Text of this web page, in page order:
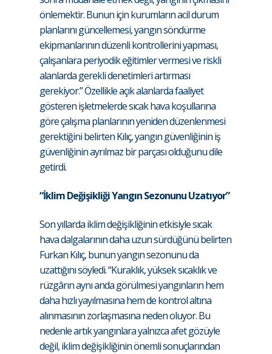
önlemektir. Bunun için kurumların acil durum
planlarını güncellemesi, yangın söndürme
ekipmanlarının düzenli kontrollerini yapması,
çalışanlara periyodik eğitimler vermesi ve riskli
alanlarda gerekli denetimleri artırması
gerekiyor.” Özellikle açık alanlarda faaliyet
gösteren işletmelerde sıcak hava koşullarına
göre çalışma planlarının yeniden düzenlenmesi
gerektiğini belirten Kılıç, yangın güvenliğinin iş
güvenliğinin ayrılmaz bir parçası olduğunu dile
getirdi.
“İklim Değişikliği Yangın Sezonunu Uzatıyor”
Son yıllarda iklim değişikliğinin etkisiyle sıcak
hava dalgalarının daha uzun sürdüğünü belirten
Furkan Kılıç, bunun yangın sezonunu da
uzattığını söyledi. “Kuraklık, yüksek sıcaklık ve
rüzgârın aynı anda görülmesi yangınların hem
daha hızlı yayılmasına hem de kontrol altına
alınmasının zorlaşmasına neden oluyor. Bu
nedenle artık yangınlara yalnızca afet gözüyle
değil, iklim değişikliğinin önemli sonuçlarından